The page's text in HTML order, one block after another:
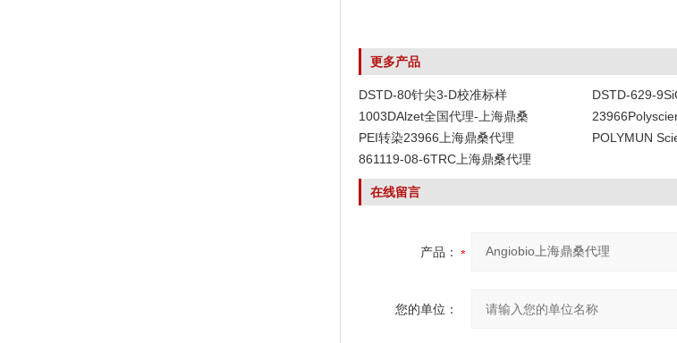
更多产品
DSTD-80针尖3-D校准标样 DSTD-629-
1003DAlzet全国代理-上海鼎桑
PEI转染23966上海鼎桑代理
POLYMUN
861119-08-6TRC上海鼎桑代理
在线留言
产品：
您的单位：